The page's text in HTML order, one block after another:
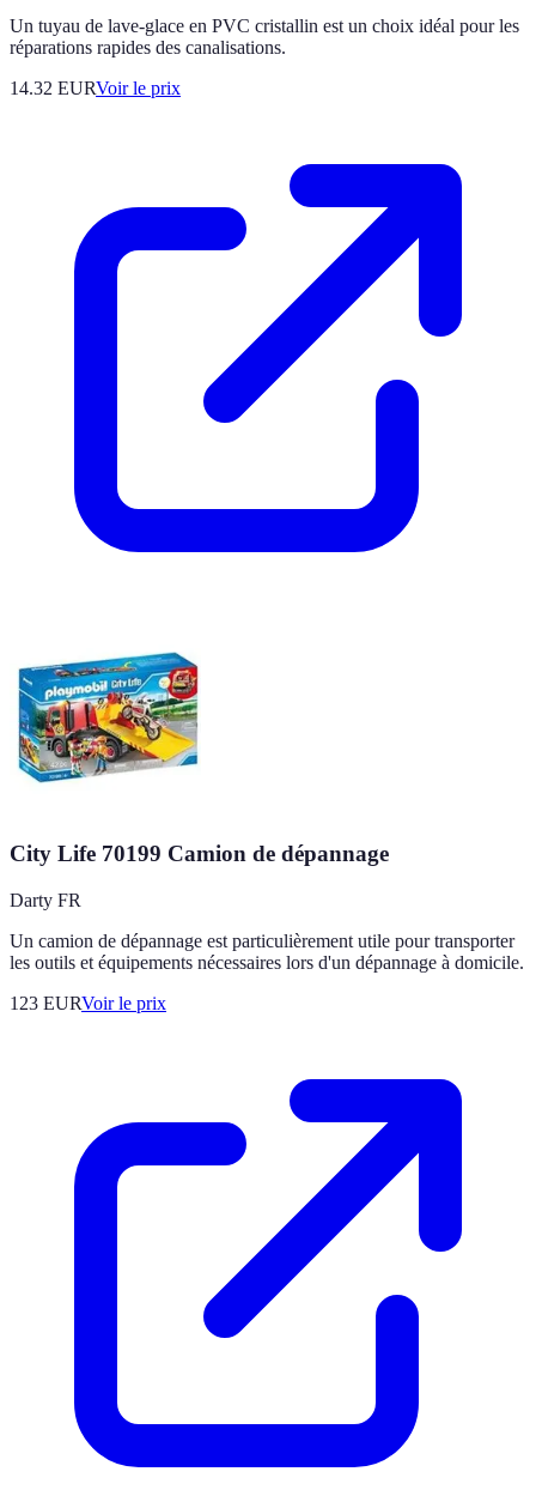
Un tuyau de lave-glace en PVC cristallin est un choix idéal pour les
réparations rapides des canalisations.
14.32 EURVoir le prix
City Life 70199 Camion de dépannage
Darty FR
Un camion de dépannage est particulièrement utile pour transporter
les outils et équipements nécessaires lors d'un dépannage à domicile.
123 EURVoir le prix